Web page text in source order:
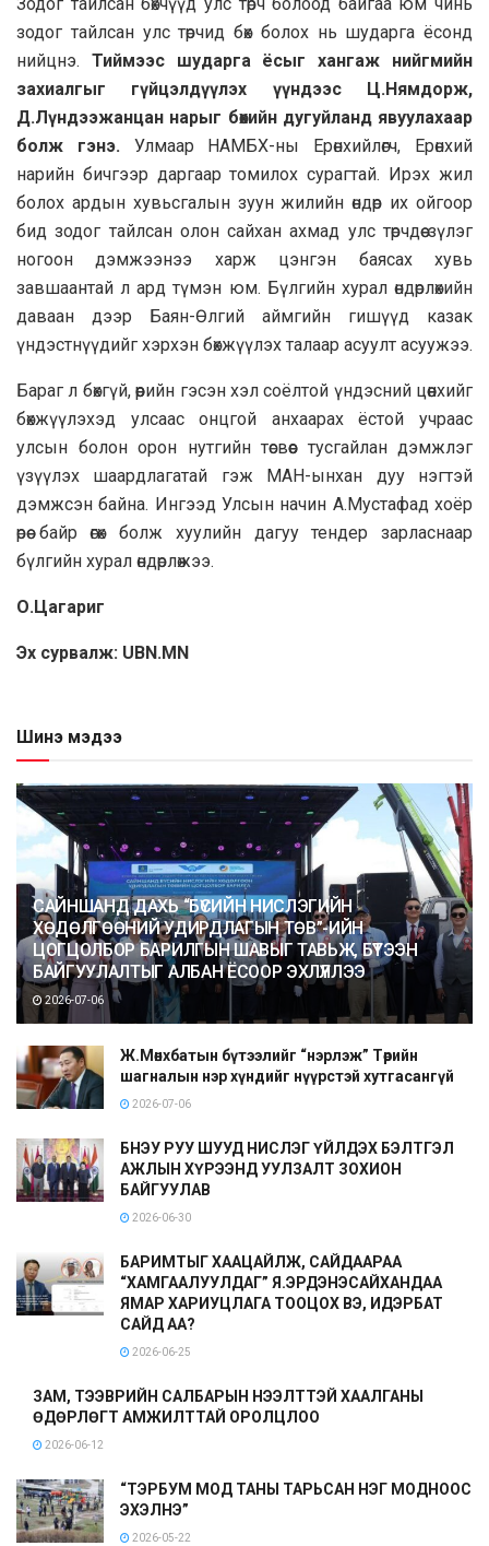
Зодог тайлсан бөхчүүд улс төрч болоод байгаа юм чинь
зодог тайлсан улс төрчид бөх болох нь шударга ёсонд
нийцнэ. Тиймээс шударга ёсыг хангаж нийгмийн
захиалгыг гүйцэлдүүлэх үүндээс Ц.Нямдорж,
Д.Лүндээжанцан нарыг бөхийн дугуйланд явуулахаар
болж гэнэ. Улмаар НАМБХ-ны Ерөнхийлөгч, Ерөнхий
нарийн бичгээр даргаар томилох сурагтай. Ирэх жил
болох ардын хувьсгалын зуун жилийн өндөр их ойгоор
бид зодог тайлсан олон сайхан ахмад улс төрчдөө зүлэг
ногоон дэмжээнээ харж цэнгэн баясах хувь
завшаантай л ард түмэн юм. Бүлгийн хурал өндөрлөхийн
даваан дээр Баян-Өлгий аймгийн гишүүд казак
үндэстнүүдийг хэрхэн бөхжүүлэх талаар асуулт асуужээ.
Бараг л бөхгүй, өөрийн гэсэн хэл соёлтой үндэсний цөөнхийг
бөхжүүлэхэд улсаас онцгой анхаарах ёстой учраас
улсын болон орон нутгийн төсвөөс тусгайлан дэмжлэг
үзүүлэх шаардлагатай гэж МАН-ынхан дуу нэгтэй
дэмжсэн байна. Ингээд Улсын начин А.Мустафад хоёр
өрөө байр өгөх болж хуулийн дагуу тендер зарласнаар
бүлгийн хурал өндөрлөжээ.
О.Цагариг
Эх сурвалж: UBN.MN
Шинэ мэдээ
САЙНШАНД ДАХЬ “БҮСИЙН НИСЛЭГИЙН
ХӨДӨЛГӨӨНИЙ УДИРДЛАГЫН ТӨВ”-ИЙН
ЦОГЦОЛБОР БАРИЛГЫН ШАВЫГ ТАВЬЖ, БҮТЭЭН
БАЙГУУЛАЛТЫГ АЛБАН ЁСООР ЭХЛҮҮЛЛЭЭ
2026-07-06
Ж.Мөнхбатын бүтээлийг “нэрлэж” Төрийн
шагналын нэр хүндийг нүүрстэй хутгасангүй
2026-07-06
БНЭУ РУУ ШУУД НИСЛЭГ ҮЙЛДЭХ БЭЛТГЭЛ
АЖЛЫН ХҮРЭЭНД УУЛЗАЛТ ЗОХИОН
БАЙГУУЛАВ
2026-06-30
БАРИМТЫГ ХААЦАЙЛЖ, САЙДААРАА
“ХАМГААЛУУЛДАГ” Я.ЭРДЭНЭСАЙХАНДАА
ЯМАР ХАРИУЦЛАГА ТООЦОХ ВЭ, ИДЭРБАТ
САЙД АА?
2026-06-25
ЗАМ, ТЭЭВРИЙН САЛБАРЫН НЭЭЛТТЭЙ ХААЛГАНЫ
ӨДӨРЛӨГТ АМЖИЛТТАЙ ОРОЛЦЛОО
2026-06-12
“ТЭРБУМ МОД ТАНЫ ТАРЬСАН НЭГ МОДНООС
ЭХЭЛНЭ”
2026-05-22